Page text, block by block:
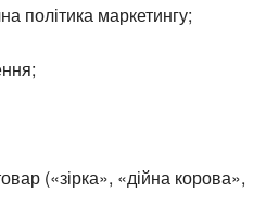
політика маркетингу;
(«зірка», «дійна корова»,